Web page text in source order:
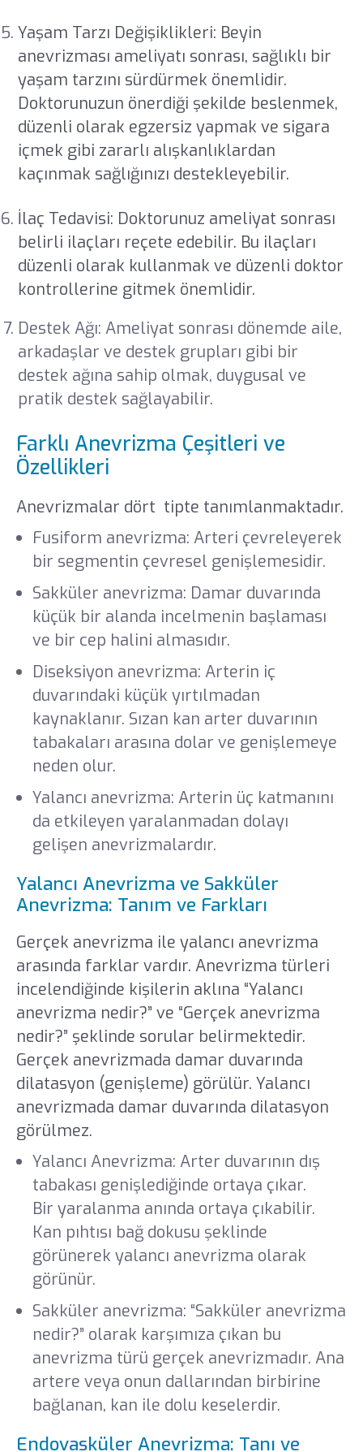
Yaşam Tarzı Değişiklikleri: Beyin
anevrizması ameliyatı sonrası, sağlıklı bir
yaşam tarzını sürdürmek önemlidir.
Doktorunuzun önerdiği şekilde beslenmek,
düzenli olarak egzersiz yapmak ve sigara
içmek gibi zararlı alışkanlıklardan
kaçınmak sağlığınızı destekleyebilir.
İlaç Tedavisi: Doktorunuz ameliyat sonrası
belirli ilaçları reçete edebilir. Bu ilaçları
düzenli olarak kullanmak ve düzenli doktor
kontrollerine gitmek önemlidir.
Destek Ağı: Ameliyat sonrası dönemde aile,
arkadaşlar ve destek grupları gibi bir
destek ağına sahip olmak, duygusal ve
pratik destek sağlayabilir.
​​​Farklı Anevrizma Çeşitleri ve
Özellikleri
Anevrizmalar dört tipte tanımlanmaktadır.
Fusiform anevrizma: Arteri çevreleyerek
bir segmentin çevresel genişlemesidir.
Sakküler anevrizma: Damar duvarında
küçük bir alanda incelmenin başlaması
ve bir cep halini almasıdır.
Diseksiyon anevrizma: Arterin iç
duvarındaki küçük yırtılmadan
kaynaklanır. Sızan kan arter duvarının
tabakaları arasına dolar ve genişlemeye
neden olur.
Yalancı anevrizma: Arterin üç katmanını
da etkileyen yaralanmadan dolayı
gelişen anevrizmalardır.
Yalancı Anevrizma ve Sakküler
Anevrizma: Tanım ve Farkları
Gerçek anevrizma ile yalancı anevrizma
arasında farklar vardır. Anevrizma türleri
incelendiğinde kişilerin aklına “Yalancı
anevrizma nedir?” ve “Gerçek anevrizma
nedir?” şeklinde sorular belirmektedir.
Gerçek anevrizmada damar duvarında
dilatasyon (genişleme) görülür. Yalancı
anevrizmada damar duvarında dilatasyon
görülmez.
Yalancı Anevrizma: Arter duvarının dış
tabakası genişlediğinde ortaya çıkar.
Bir yaralanma anında ortaya çıkabilir.
Kan pıhtısı bağ dokusu şeklinde
görünerek yalancı anevrizma olarak
görünür.
Sakküler anevrizma: “Sakküler anevrizma
nedir?” olarak karşımıza çıkan bu
anevrizma türü gerçek anevrizmadır. Ana
artere veya onun dallarından birbirine
bağlanan, kan ile dolu keselerdir.
Endovasküler Anevrizma: Tanı ve